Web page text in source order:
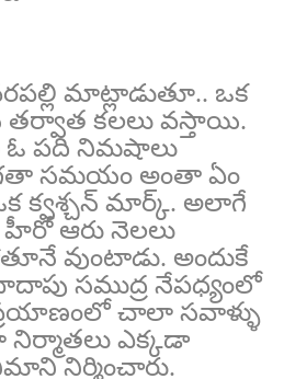
మాట్లాడుతూ.. ఒక
కలలు వస్తాయి.
ఓ పది నిమషాలు
సమయం అంతా ఏం
క్వశ్చన్ మార్క్. అలాగే
ఆరు నెలలు
వుంటాడు. అందుకే
సముద్ర నేపధ్యంలో
చాలా సవాళ్ళు
నిర్మాతలు ఎక్కడా
నిర్మించారు.